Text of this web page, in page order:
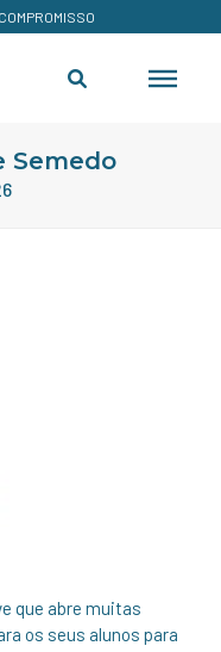
Semedo
que abre muitas
os seus alunos para